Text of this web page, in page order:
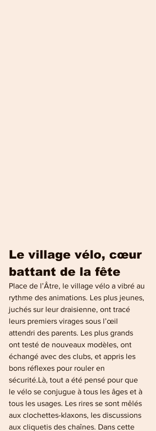
Le village vélo, cœur
battant de la fête
Place de l’Âtre, le village vélo a vibré au
rythme des animations. Les plus jeunes,
juchés sur leur draisienne, ont tracé
leurs premiers virages sous l’œil
attendri des parents. Les plus grands
ont testé de nouveaux modèles, ont
échangé avec des clubs, et appris les
bons réflexes pour rouler en
sécurité.Là, tout a été pensé pour que
le vélo se conjugue à tous les âges et à
tous les usages. Les rires se sont mêlés
aux clochettes-klaxons, les discussions
aux cliquetis des chaînes. Dans cette